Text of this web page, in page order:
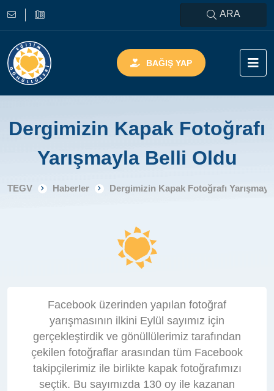
ARA
BAĞIŞ YAP
Dergimizin Kapak Fotoğrafı
Yarışmayla Belli Oldu
TEGV Haberler Dergimizin Kapak Fotoğrafı
Facebook üzerinden yapılan fotoğraf
yarışmasının ilkini Eylül sayımız için
gerçekleştirdik ve gönüllülerimiz tarafından
çekilen fotoğraflar arasından tüm Facebook
takipçilerimiz ile birlikte kapak fotoğrafımızı
seçtik. Bu sayımızda 130 oy ile kazanan